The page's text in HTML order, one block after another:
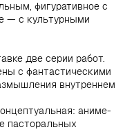
фигуративное с
— с культурными
две серии работ.
с фантастическими
внутреннем
аниме-
пасторальных